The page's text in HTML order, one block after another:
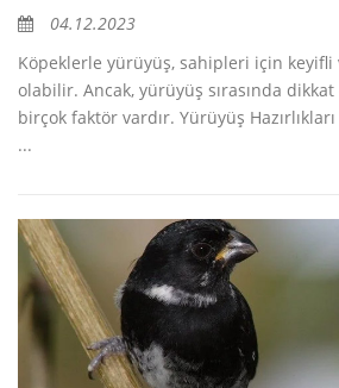
04.12.2023
Köpeklerle yürüyüş, sahipleri için keyifli
olabilir. Ancak, yürüyüş sırasında
birçok faktör vardır. Yürüyüş
...